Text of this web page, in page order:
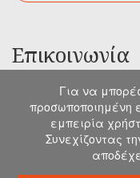
Επικοινωνία
Για οποιαδήποτε
επικοινωνήσετε
Μιχελιδάκη 19,
info@emkapes.gr
Για να
προσωποποιημένη
εμπειρία
Συνεχίζοντας